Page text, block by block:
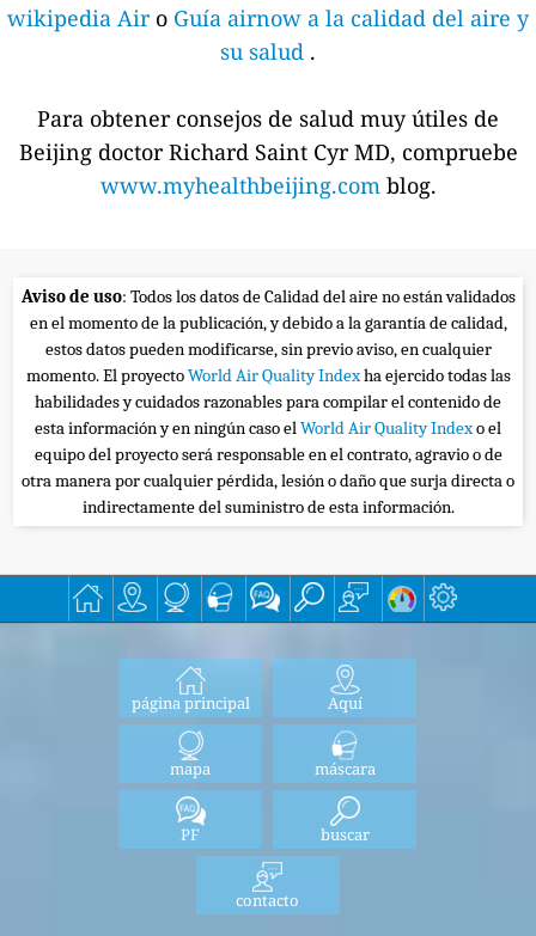
wikipedia Air o Guía airnow a la calidad del aire y
su salud .
Para obtener consejos de salud muy útiles de
Beijing doctor Richard Saint Cyr MD, compruebe
www.myhealthbeijing.com blog.
Aviso de uso: Todos los datos de Calidad del aire no están validados
en el momento de la publicación, y debido a la garantía de calidad,
estos datos pueden modificarse, sin previo aviso, en cualquier
momento. El proyectoWorld Air Quality Indexha ejercido todas las
habilidades y cuidados razonables para compilar el contenido de
esta información y en ningún caso elWorld Air Quality Indexo el
equipo del proyecto será responsable en el contrato, agravio o de
otra manera por cualquier pérdida, lesión o daño que surja directa o
indirectamente del suministro de esta información.
página principal Aquí
mapa máscara
PF buscar
contacto